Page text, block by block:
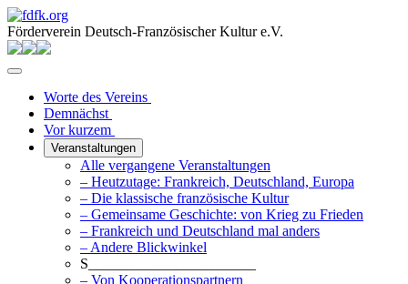
Förderverein Deutsch-Französischer Kultur e.V.
Worte des Vereins
Demnächst
Vor kurzem
Veranstaltungen
Alle vergangene Veranstaltungen
– Heutzutage: Frankreich, Deutschland, Europa
– Die klassische französische Kultur
– Gemeinsame Geschichte: von Krieg zu Frieden
– Frankreich und Deutschland mal anders
– Andere Blickwinkel
S_______________________
– Von Kooperationspartnern